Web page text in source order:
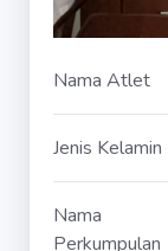
Nama Atlet
Jenis Kelamin
Nama
Perkumpulan